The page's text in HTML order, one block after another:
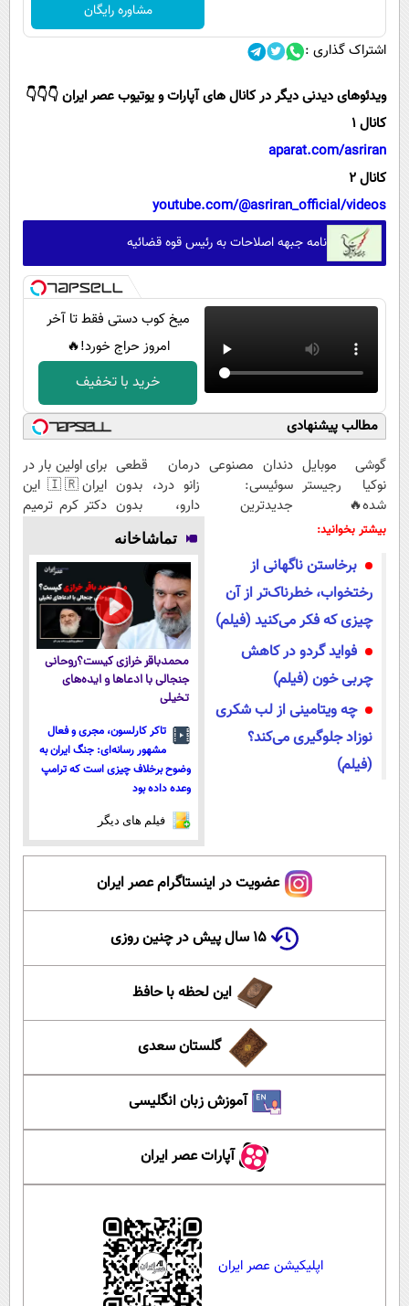
مشاوره رایگان
اشتراک گذاری :
ویدئوهای دیدنی دیگر در کانال های آپارات و یوتیوب عصر ایران 👇👇👇
کانال 1
aparat.com/asriran
کانال 2
youtube.com/@asriran_official/videos
نامه جبهه اصلاحات به رئیس قوه قضائیه
میخ کوب دستی فقط تا آخر
امروز حراج خورد!🔥
خرید با تخفیف
مطالب پیشنهادی
گوشی موبایل
نوکیا رجیستر
شده🔥
(پرداخت درب
ویژه)
دندان مصنوعی
سوئیسی:
جدیدترین
پرداخت قسطی
درمان قطعی
زانو درد، بدون
دارو، بدون
تزریق، بدون
جراحی!
(پرسش‌نامه)
برای اولین بار در
ایران🇮🇷 این
دکتر کرم ترمیم
بیشتر بخوانید:
برخاستن ناگهانی از
رختخواب، خطرناک‌تر از آن
چیزی که فکر می‌کنید (فیلم)
فواید گردو در کاهش
چربی خون (فیلم)
چه ویتامینی از لب شکری
نوزاد جلوگیری می‌کند؟
(فیلم)
تماشاخانه
محمدباقر خرازی کیست؟روحانی
جنجالی با ادعاها و ایده‌های
تخیلی
تاکر کارلسون، مجری و فعال
مشهور رسانه‌ای: جنگ ایران به
وضوح برخلاف چیزی است که ترامپ
وعده داده بود
فیلم های دیگر
عضویت در اینستاگرام عصر ایران
۱۵ سال پیش در چنین روزی
این لحظه با حافظ
گلستان سعدی
آموزش زبان انگلیسی
آپارات عصر ایران
اپلیکیشن عصر ایران